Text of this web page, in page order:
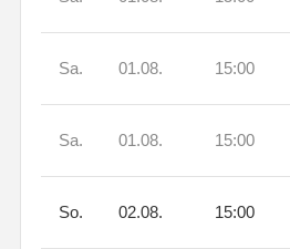
Sa. 01.08. 15:00
Sa. 01.08. 15:00
So. 02.08. 15:00